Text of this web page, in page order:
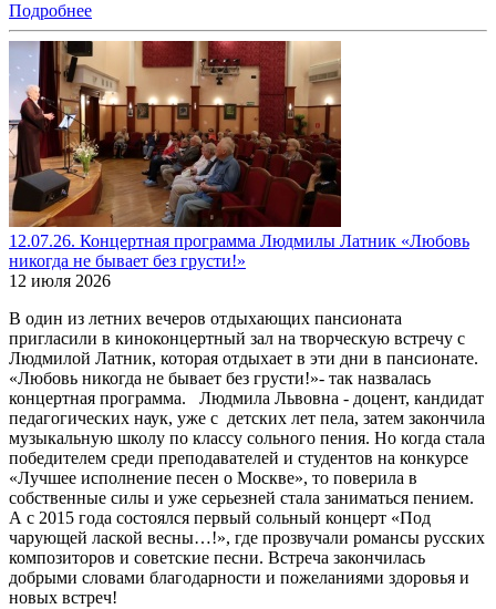
Подробнее
12.07.26. Концертная программа Людмилы Латник «Любовь
никогда не бывает без грусти!»
12 июля 2026
В один из летних вечеров отдыхающих пансионата
пригласили в киноконцертный зал на творческую встречу с
Людмилой Латник, которая отдыхает в эти дни в пансионате.
«Любовь никогда не бывает без грусти!»- так назвалась
концертная программа. Людмила Львовна - доцент, кандидат
педагогических наук, уже с детских лет пела, затем закончила
музыкальную школу по классу сольного пения. Но когда стала
победителем среди преподавателей и студентов на конкурсе
«Лучшее исполнение песен о Москве», то поверила в
собственные силы и уже серьезней стала заниматься пением.
А с 2015 года состоялся первый сольный концерт «Под
чарующей лаской весны…!», где прозвучали романсы русских
композиторов и советские песни. Встреча закончилась
добрыми словами благодарности и пожеланиями здоровья и
новых встреч!